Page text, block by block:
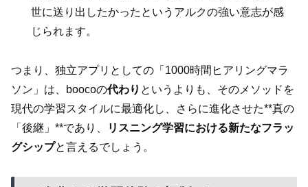
世に送り出したかったというアルクの強い意志が感
じられます。
つまり、独立アプリとしての「1000時間ヒアリングマラ
ソン」は、boocoの代わり というよりも、そのメソッドを
現代の学習スタイルに最適化し、さらに進化させた**真の
「後継」**であり、
リスニング学習における新たなフラッ
グシップと言えるでしょう。